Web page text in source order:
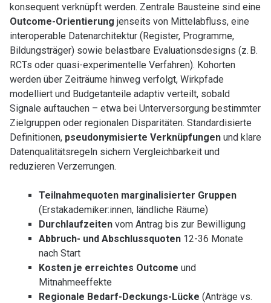
konsequent verknüpft werden. Zentrale Bausteine sind eine
Outcome-Orientierung jenseits von Mittelabfluss, eine
interoperable Datenarchitektur (Register, Programme,
Bildungsträger) sowie belastbare Evaluationsdesigns (z. B.
RCTs oder quasi-experimentelle Verfahren). Kohorten
werden über Zeiträume hinweg verfolgt, Wirkpfade
modelliert und Budgetanteile adaptiv verteilt, sobald
Signale auftauchen – etwa bei Unterversorgung bestimmter
Zielgruppen oder regionalen Disparitäten. Standardisierte
Definitionen, pseudonymisierte Verknüpfungenund klare
Datenqualitätsregeln sichern Vergleichbarkeit und
reduzieren Verzerrungen.
Teilnahmequoten marginalisierter Gruppen
(Erstakademiker:innen, ländliche Räume)
Durchlaufzeitenvom Antrag bis zur Bewilligung
Abbruch- und Abschlussquoten12-36 Monate
nach Start
Kosten je erreichtes Outcome und
Mitnahmeeffekte
Regionale Bedarf-Deckungs-Lücke (Anträge vs.